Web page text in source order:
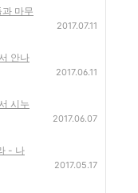
마무
2017.07.11
안나
2017.06.11
시누
2017.06.07
- 나
2017.05.17